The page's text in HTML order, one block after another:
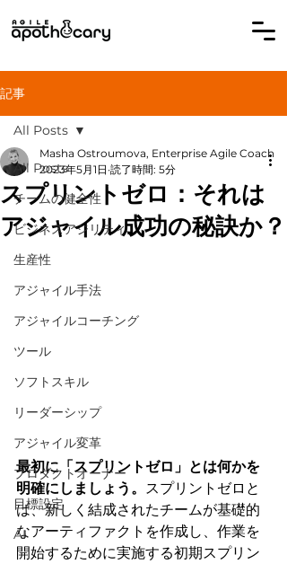
記事
All Posts
チームの健全性
ビジネスアジリティ
生産性
アジャイル手法
アジャイルコーチング
ツール
ソフトスキル
リーダーシップ
アジャイル変革
プロダクトオーナー
目標設定
AI
All Posts
スプリントゼロ：それは
アジャイル成功の秘訣か？
Masha Ostroumova, Enterprise Agile Coach
2023年5月1日 読了時間: 5分
最初に「スプリントゼロ」とは何かを
明確にしましょう。
スプリントゼロと
は、新しく結成されたチームが基礎的
なアーティファクトを作成し、作業を
開始するために実施する初期スプリン